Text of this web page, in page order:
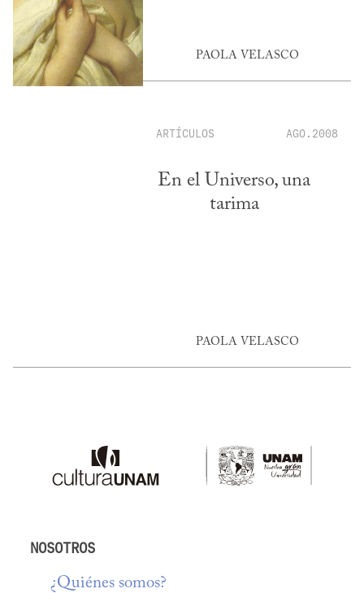
PAOLA VELASCO
ARTÍCULOS AGO.2008
En el Universo, una
tarima
PAOLA VELASCO
NOSOTROS
¿Quiénes somos?